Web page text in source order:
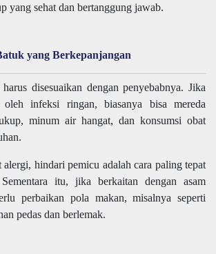
yang sehat dan bertanggung jawab.
yang Berkepanjangan
disesuaikan dengan penyebabnya. Jika
oleh infeksi ringan, biasanya bisa mereda
minum air hangat, dan konsumsi obat
hindari pemicu adalah cara paling tepat
itu, jika berkaitan dengan asam
perbaikan pola makan, misalnya seperti
pedas dan berlemak.